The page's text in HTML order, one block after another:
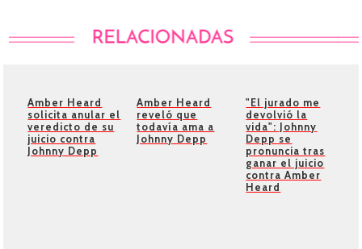
Amber Heard
solicita anular el
veredicto de su
juicio contra
Johnny Depp
Amber Heard
reveló que
todavía ama a
Johnny Depp
"El jurado me
devolvió la
vida": Johnny
Depp se
pronuncia tras
ganar el juicio
contra Amber
Heard